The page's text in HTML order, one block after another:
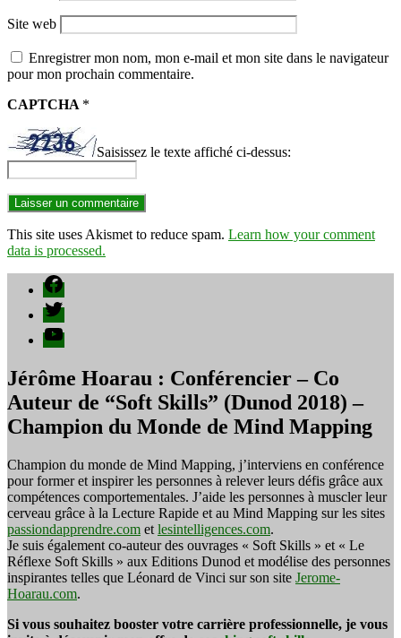
Site web
Enregistrer mon nom, mon e-mail et mon site dans le navigateur
pour mon prochain commentaire.
CAPTCHA *
Saisissez le texte affiché ci-dessus:
This site uses Akismet to reduce spam. Learn how your comment
data is processed.
Facebook
Twitter
YouTube
Jérôme Hoarau : Conférencier – Co
Auteur de “Soft Skills” (Dunod 2018) –
Champion du Monde de Mind Mapping
Champion du monde de Mind Mapping, j’interviens en conférence
pour former et inspirer les personnes à relever leurs défis grâce aux
compétences comportementales. J’aide les personnes à muscler leur
cerveau grâce à la Lecture Rapide et au Mind Mapping sur les sites
passiondapprendre.com et lesintelligences.com.
Je suis également co-auteur des ouvrages « Soft Skills » et « Le
Réflexe Soft Skills » aux Editions Dunod et modélise des personnes
inspirantes telles que Léonard de Vinci sur son site Jerome-
Hoarau.com.
Si vous souhaitez booster votre carrière professionnelle, je vous